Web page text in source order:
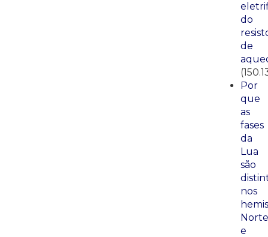
do
de
Por
que
as
fases
da
Lua
são
nos
Norte
e